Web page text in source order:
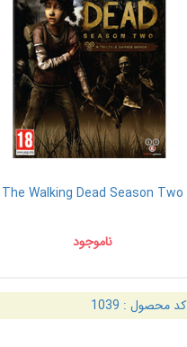
The Walking Dead Season Two
ناموجود
کد محصول : 1039